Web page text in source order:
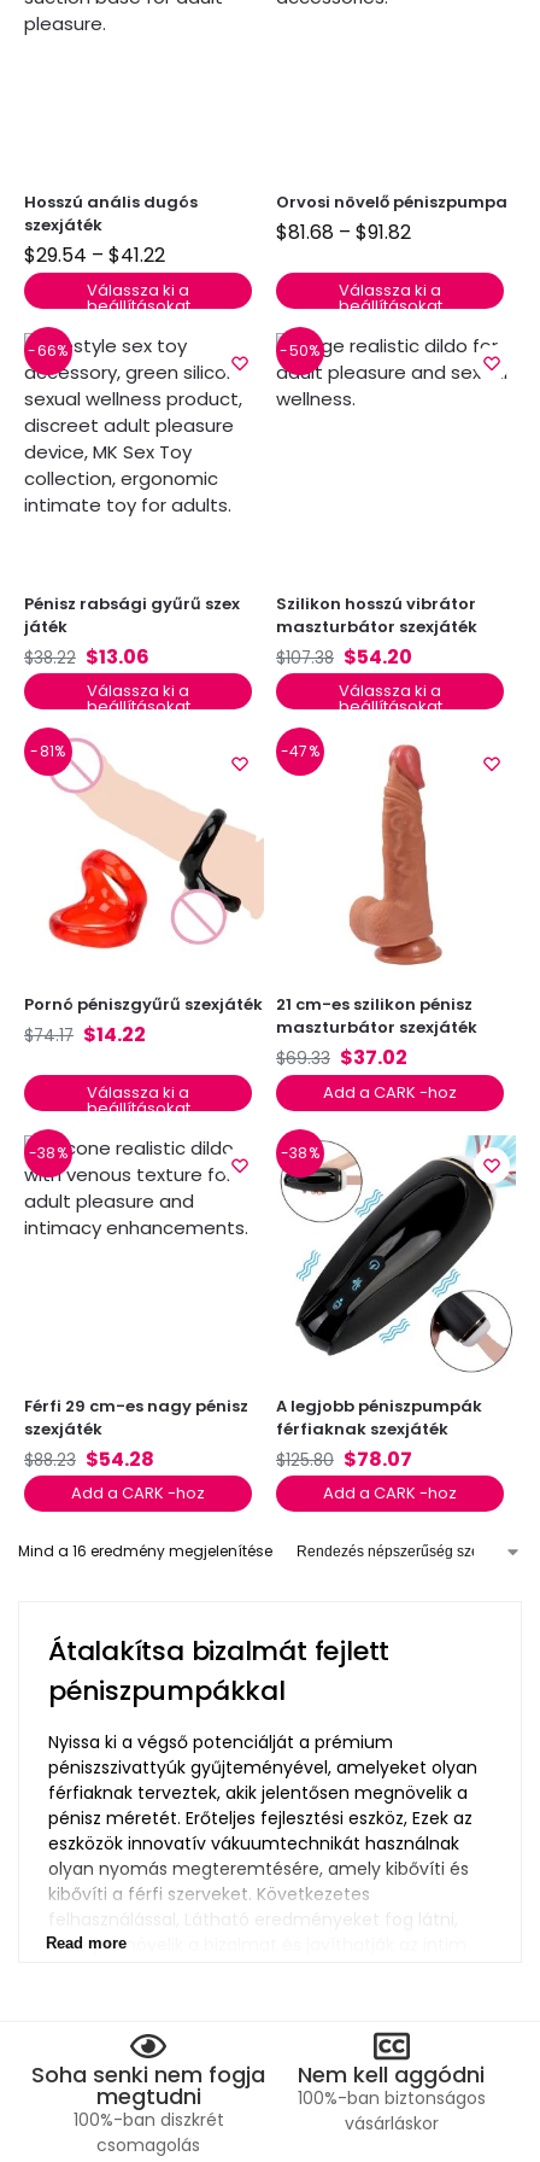
Hosszú anális dugós
szexjáték
$29.54 – $41.22
Válassza ki a
beállításokat
Orvosi növelő péniszpumpa
$81.68 – $91.82
Válassza ki a
beállításokat
-66%
Pénisz rabsági gyűrű szex
játék
$38.22 $13.06
Válassza ki a
beállításokat
-50%
Szilikon hosszú vibrátor
maszturbátor szexjáték
$107.38 $54.20
Válassza ki a
beállításokat
-81%
Pornó péniszgyűrű szexjáték
$74.17 $14.22
Válassza ki a
beállításokat
-47%
21 cm-es szilikon pénisz
maszturbátor szexjáték
$69.33 $37.02
Add a CARK -hoz
-38%
Férfi 29 cm-es nagy pénisz
szexjáték
$88.23 $54.28
Add a CARK -hoz
-38%
A legjobb péniszpumpák
férfiaknak szexjáték
$125.80 $78.07
Add a CARK -hoz
Mind a 16 eredmény megjelenítése
Átalakítsa bizalmát fejlett
péniszpumpákkal
Nyissa ki a végső potenciálját a prémium
péniszszivattyúk gyűjteményével, amelyeket olyan
férfiaknak terveztek, akik jelentősen megnövelik a
pénisz méretét. Erőteljes fejlesztési eszköz, Ezek az
eszközök innovatív vákuumtechnikát használnak
olyan nyomás megteremtésére, amely kibővíti és
kibővíti a férfi szerveket. Következetes
amelyek növelik a bizalmat és javíthatják az intim
méltó átalakulásokat. Fokozza tapasztalatait, és
erősítse meg férfiasságát egy péniszpumpával,
amelyet az optimális eredményekhez terveztek.
Read more
Soha senki nem fogja
megtudni
100%-ban diszkrét
csomagolás
Nem kell aggódni
100%-ban biztonságos
vásárláskor